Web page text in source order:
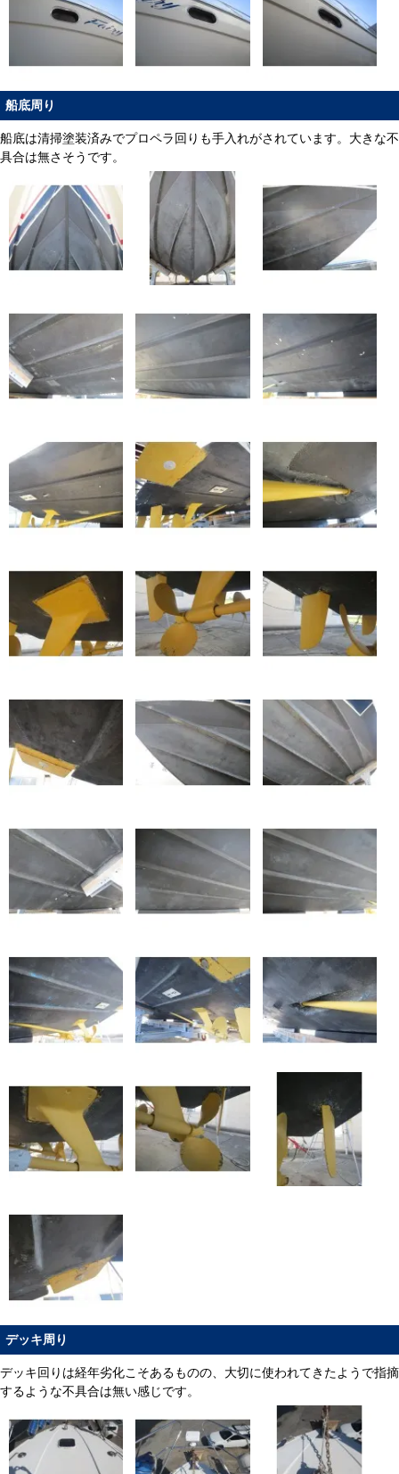
船底周り
船底は清掃塗装済みでプロペラ回りも手入れがされています。大きな不
具合は無さそうです。
デッキ周り
デッキ回りは経年劣化こそあるものの、大切に使われてきたようで指摘
するような不具合は無い感じです。